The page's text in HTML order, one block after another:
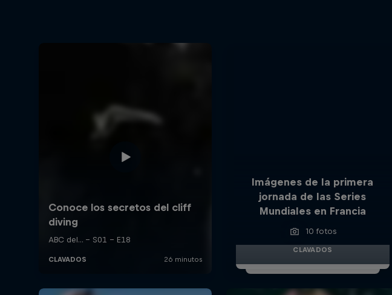
Imágenes de la primera
jornada de las Series
Mundiales en Francia
10 fotos
CLAVADOS